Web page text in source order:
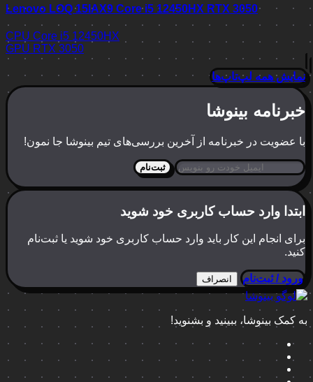
Lenovo LOQ 15IAX9 Core i5 12450HX RTX 3050
CPU Core i5 12450HX
GPU RTX 3050
نمایش همه لپ‌تاپ‌ها
خبرنامه بینوشا
با عضویت در خبرنامه از آخرین بررسی‌های تیم بینوشا جا نمون!
ثبت‌نام
ابتدا وارد حساب کاربری خود شوید
برای انجام این کار باید وارد حساب کاربری خود شوید یا ثبت‌نام
کنید.
ورود / ثبت‌نام انصراف
به کمک بینوشا، ببینید و بشنوید!